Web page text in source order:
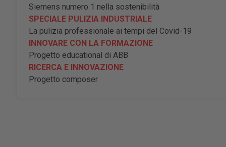
Siemens numero 1 nella sostenibilità
SPECIALE PULIZIA INDUSTRIALE
La pulizia professionale ai tempi del Covid-19
INNOVARE CON LA FORMAZIONE
Progetto educational di ABB
RICERCA E INNOVAZIONE
Progetto composer